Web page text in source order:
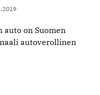
auto on Suomen
autoverollinen